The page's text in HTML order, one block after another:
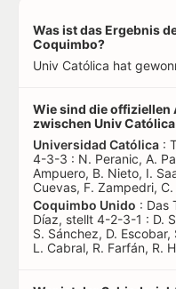
Was ist das Ergebnis
Coquimbo?
Univ Católica hat
Wie sind die offiziellen
zwischen Univ
Universidad Católica :
4-3-3 : N. Peranic, A.
Ampuero, B. Nieto, I.
Cuevas, F. Zampedri,
Coquimbo Unido : Das
Díaz, stellt 4-2-3-1 : D.
S. Sánchez, D. Escobar,
L. Cabral, R. Farfán, R.